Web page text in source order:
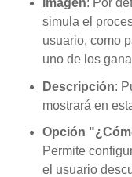
Imagen: Por
simula el
usuario, como
uno de los
Descripción:
mostrará en
Opción
Permite
el usuario